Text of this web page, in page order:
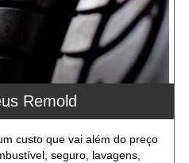
Remold
custo que vai além do preço
seguro, lavagens,